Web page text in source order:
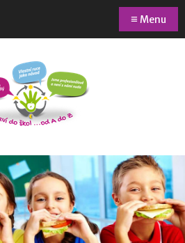
≡ Menu